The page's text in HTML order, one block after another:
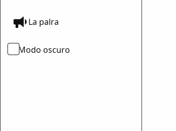
La palra
Modo oscuro